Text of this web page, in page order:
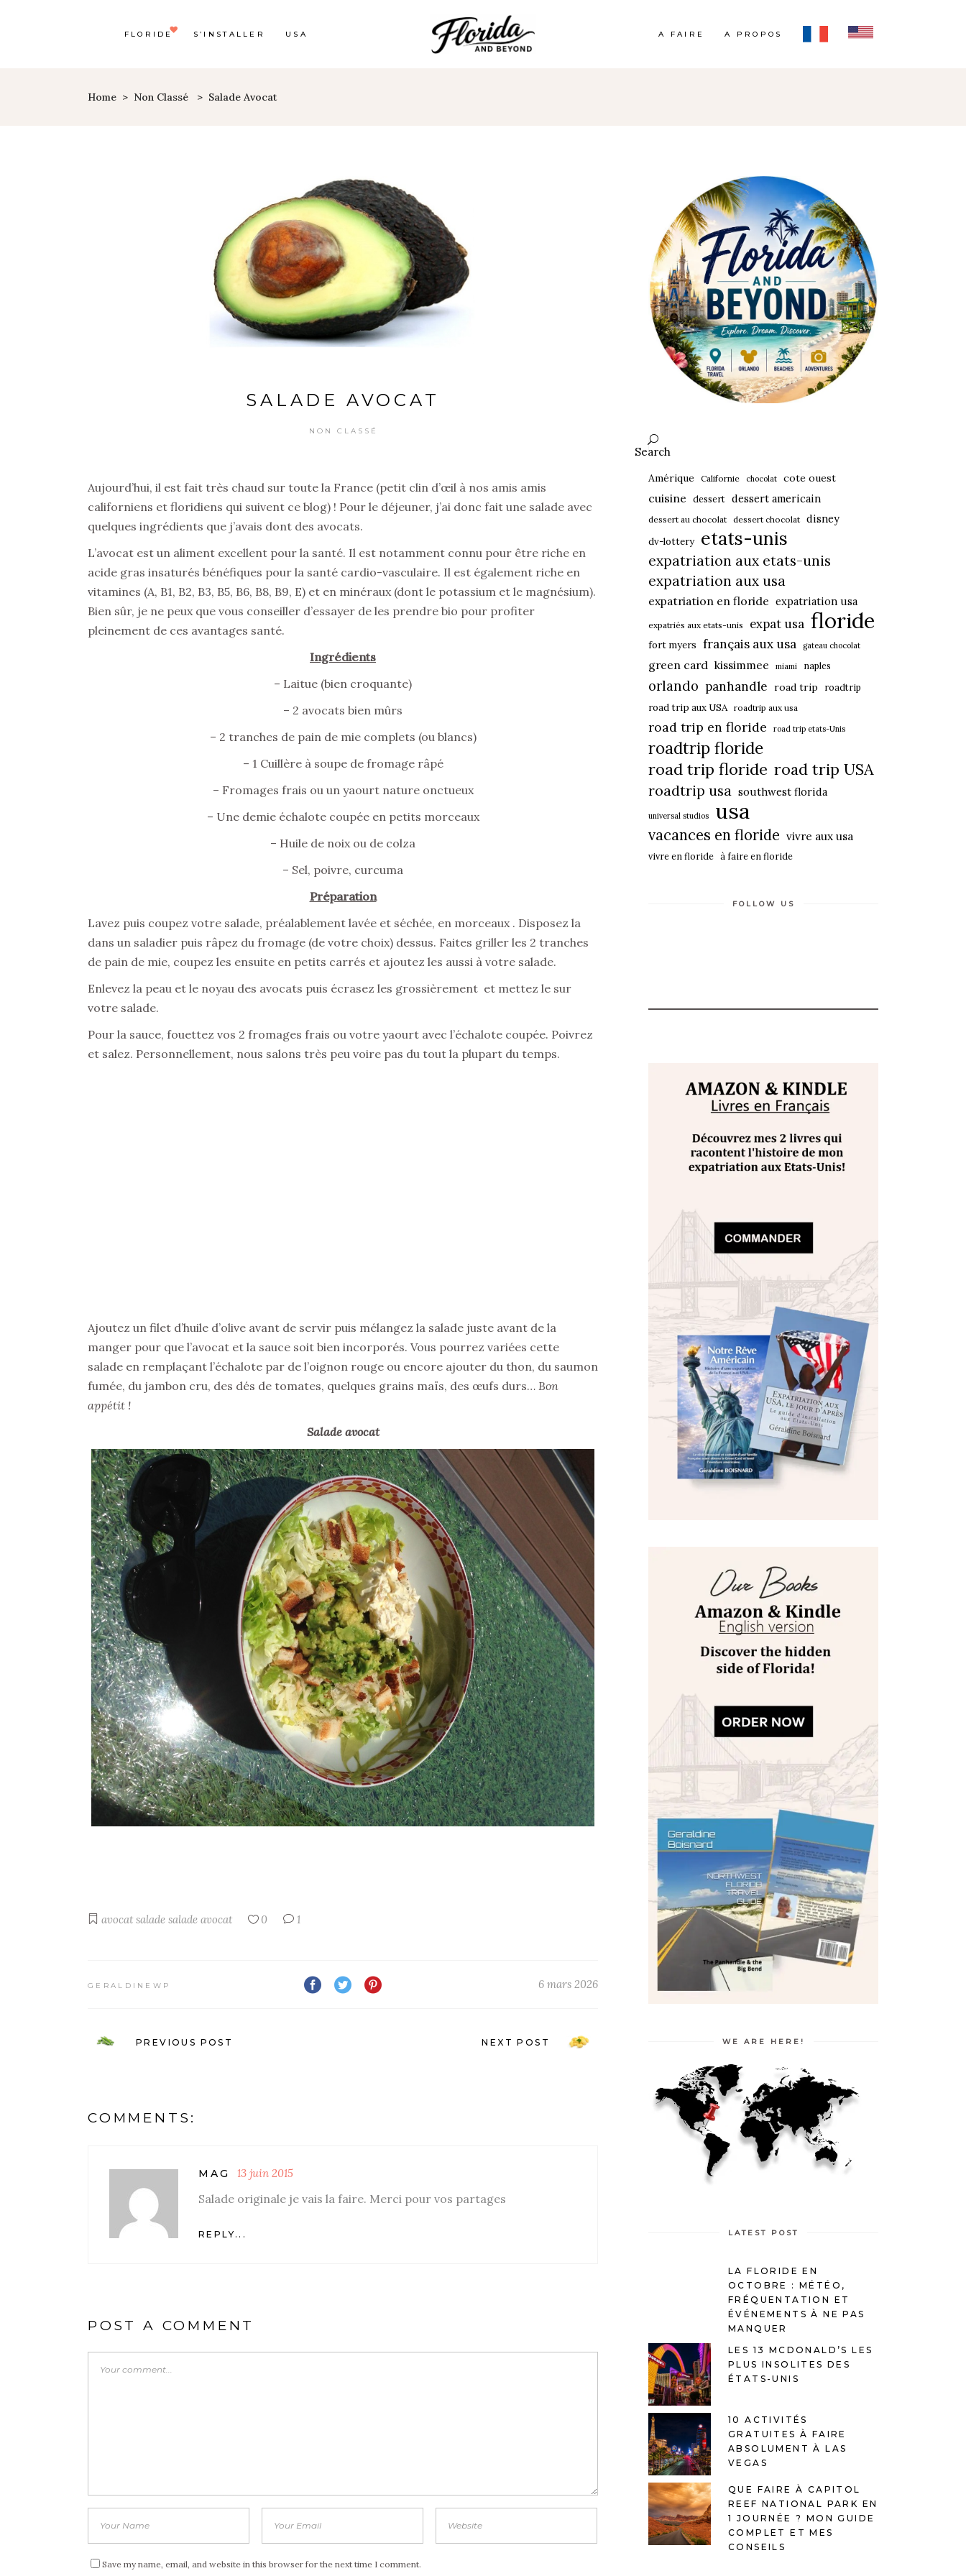
FLORIDE S’INSTALLER USA A FAIRE A PROPOS
Home > Non Classé > Salade Avocat
SALADE AVOCAT
NON CLASSÉ
Aujourd’hui, il est fait très chaud sur toute la France (petit clin d’œil à nos amis amis
californiens et floridiens qui suivent ce blog) ! Pour le déjeuner, j’ai donc fait une salade avec
quelques ingrédients que j’avais dont des avocats.
L’avocat est un aliment excellent pour la santé. Il est notamment connu pour être riche en
acide gras insaturés bénéfiques pour la santé cardio-vasculaire. Il est également riche en
vitamines (A, B1, B2, B3, B5, B6, B8, B9, E) et en minéraux (dont le potassium et le magnésium).
Bien sûr, je ne peux que vous conseiller d’essayer de les prendre bio pour profiter
pleinement de ces avantages santé.
Ingrédients
– Laitue (bien croquante)
– 2 avocats bien mûrs
– 2 tranches de pain de mie complets (ou blancs)
– 1 Cuillère à soupe de fromage râpé
– Fromages frais ou un yaourt nature onctueux
– Une demie échalote coupée en petits morceaux
– Huile de noix ou de colza
– Sel, poivre, curcuma
Préparation
Lavez puis coupez votre salade, préalablement lavée et séchée, en morceaux . Disposez la
dans un saladier puis râpez du fromage (de votre choix) dessus. Faites griller les 2 tranches
de pain de mie, coupez les ensuite en petits carrés et ajoutez les aussi à votre salade.
Enlevez la peau et le noyau des avocats puis écrasez les grossièrement et mettez le sur
votre salade.
Pour la sauce, fouettez vos 2 fromages frais ou votre yaourt avec l’échalote coupée. Poivrez
et salez. Personnellement, nous salons très peu voire pas du tout la plupart du temps.
Ajoutez un filet d’huile d’olive avant de servir puis mélangez la salade juste avant de la
manger pour que l’avocat et la sauce soit bien incorporés. Vous pourrez variées cette
salade en remplaçant l’échalote par de l’oignon rouge ou encore ajouter du thon, du saumon
fumée, du jambon cru, des dés de tomates, quelques grains maïs, des œufs durs… Bon
appétit !
Salade avocat
avocat salade salade avocat 0 1
GERALDINEWP 6 mars 2026
PREVIOUS POST NEXT POST
COMMENTS:
MAG 13 juin 2015
Salade originale je vais la faire. Merci pour vos partages
REPLY...
POST A COMMENT
Save my name, email, and website in this browser for the next time I comment.
Search
Amérique Californie chocolat cote ouest
cuisine dessert dessert americain
dessert au chocolat dessert chocolat disney
dv-lottery etats-unis
expatriation aux etats-unis
expatriation aux usa
expatriation en floride expatriation usa
expatriés aux etats-unis expat usa floride
fort myers français aux usa gateau chocolat
green card kissimmee miami naples
orlando panhandle road trip roadtrip
road trip aux USA roadtrip aux usa
road trip en floride road trip etats-Unis
roadtrip floride
road trip floride road trip USA
roadtrip usa southwest florida
universal studios usa
vacances en floride vivre aux usa
vivre en floride à faire en floride
FOLLOW US
WE ARE HERE!
LATEST POST
LA FLORIDE EN
OCTOBRE : MÉTÉO,
FRÉQUENTATION ET
ÉVÉNEMENTS À NE PAS
MANQUER
LES 13 MCDONALD’S LES
PLUS INSOLITES DES
ÉTATS-UNIS
10 ACTIVITÉS
GRATUITES À FAIRE
ABSOLUMENT À LAS
VEGAS
QUE FAIRE À CAPITOL
REEF NATIONAL PARK EN
1 JOURNÉE ? MON GUIDE
COMPLET ET MES
CONSEILS